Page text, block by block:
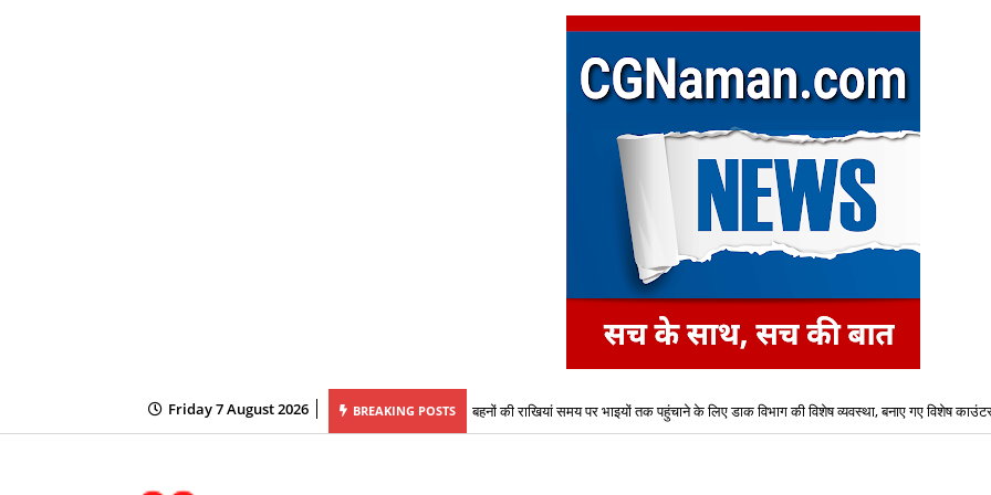
Friday 7 August 2026 BREAKING POSTS
सोशल मीडिया पर अभ्यर्थियों के नामों को लेकर फैलाई जा रही अफवाहें बहनों की राखियां समय पर भाइयों तक पहुंचाने के लिए डाक विभाग की विशेष व्यवस्था, बनाए गए विशेष